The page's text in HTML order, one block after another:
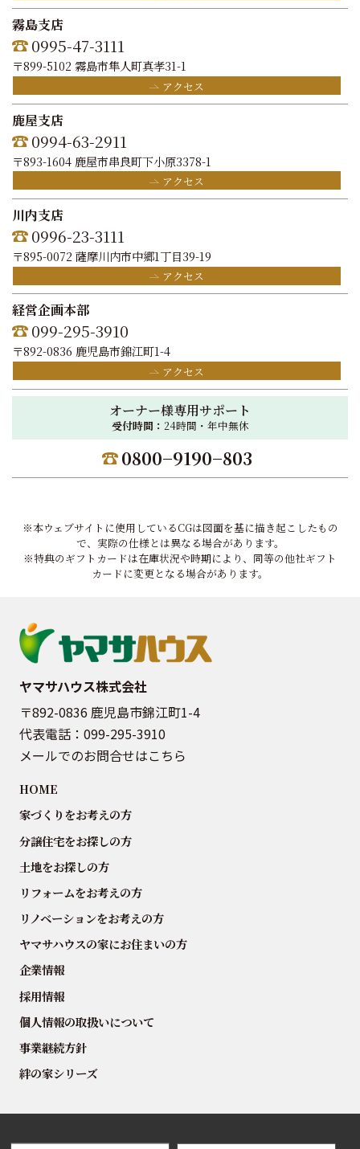
霧島支店
0995-47-3111
〒899-5102 霧島市隼人町真孝31-1
アクセス
鹿屋支店
0994-63-2911
〒893-1604 鹿屋市串良町下小原3378-1
アクセス
川内支店
0996-23-3111
〒895-0072 薩摩川内市中郷1丁目39-19
アクセス
経営企画本部
099-295-3910
〒892-0836 鹿児島市錦江町1-4
アクセス
オーナー様専用サポート
受付時間： 24時間・年中無休
0800−9190−803
※本ウェブサイトに使用しているCGは図面を基に描き起こしたもの
で、実際の仕様とは異なる場合があります。
※特典のギフトカードは在庫状況や時期により、同等の他社ギフト
カードに変更となる場合があります。
ヤマサハウス株式会社
〒892-0836 鹿児島市錦江町1-4
代表電話： 099-295-3910
メールでのお問合せはこちら
HOME
家づくりをお考えの方
分譲住宅をお探しの方
土地をお探しの方
リフォームをお考えの方
リノベーションをお考えの方
ヤマサハウスの家にお住まいの方
企業情報
採用情報
個人情報の取扱いについて
事業継続方針
絆の家シリーズ